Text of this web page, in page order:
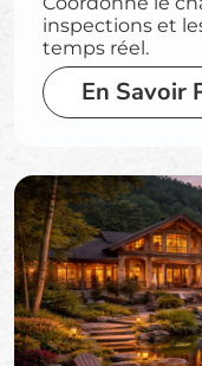
inspections et
temps réel.
En Savoir